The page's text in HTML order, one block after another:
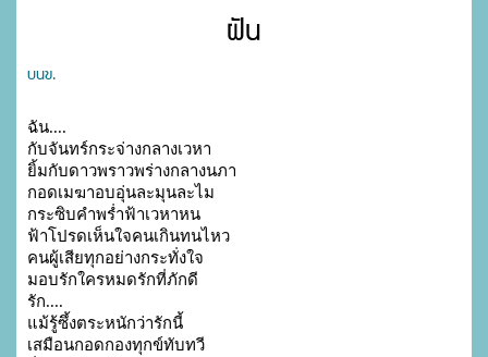
ฝัน
บนข.
ฉัน....
กับจันทร์กระจ่างกลางเวหา
ยิ้มกับดาวพราวพร่างกลางนภา
กอดเมฆาอบอุ่นละมุนละไม
กระซิบคำพร่ำฟ้าเวหาหน
ฟ้าโปรดเห็นใจคนเกินทนไหว
คนผู้เสียทุกอย่างกระทั่งใจ
มอบรักใครหมดรักที่ภักดี
รัก....
แม้รู้ซึ้งตระหนักว่ารักนี้
เสมือนกอดกองทุกข์ทับทวี